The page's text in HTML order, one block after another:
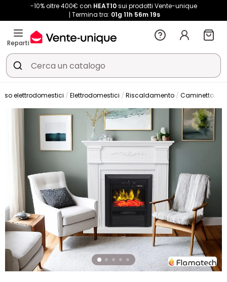
-10% oltre 400€ con HEAT10sui prodotti Vente-unique
Termina tra: 01g 11h 56m 18s
Reparti
elettrodomestici Elettrodomestici Riscaldamento Caminetto